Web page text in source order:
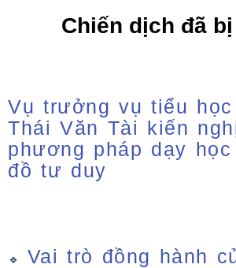
Vụ trưởng vụ tiểu
Thái Văn Tài kiến
phương pháp dạy
đồ tư duy
🔹 Vai trò đồng hành